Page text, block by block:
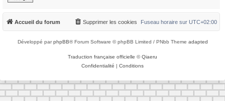
Accueil du forum Fuseau horaire sur UTC+02:00
Supprimer les cookies
Développé parphpBB® Forum Software © phpBB Limited / PNbb Theme adapted
Traduction française officielle ©Qiaeru
Confidentialité | Conditions